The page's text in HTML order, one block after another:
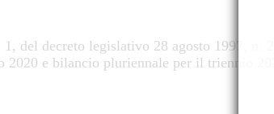
del decreto legislativo 28 agosto 1997, n.
e bilancio pluriennale per il triennio